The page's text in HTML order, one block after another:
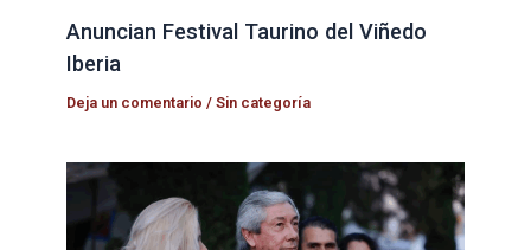
Anuncian Festival Taurino del Viñedo
Iberia
Deja un comentario /Sin categoría